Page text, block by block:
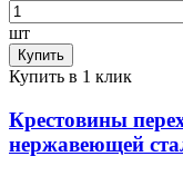
шт
Купить
Купить в 1 клик
Крестовины
нержавеющей